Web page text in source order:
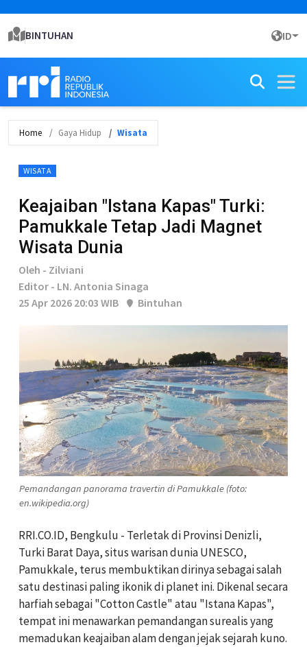
BINTUHAN ID
Home Gaya Hidup Wisata
WISATA
Keajaiban "Istana Kapas" Turki:
Pamukkale Tetap Jadi Magnet
Wisata Dunia
Oleh - Zilviani
Editor - LN. Antonia Sinaga
25 Apr 2026 20:03 WIB
Bintuhan
Pemandangan panorama travertin di Pamukkale (foto:
en.wikipedia.org)
RRI.CO.ID, Bengkulu - Terletak di Provinsi Denizli,
Turki Barat Daya, situs warisan dunia UNESCO,
Pamukkale, terus membuktikan dirinya sebagai salah
satu destinasi paling ikonik di planet ini. Dikenal secara
harfiah sebagai "Cotton Castle" atau "Istana Kapas",
tempat ini menawarkan pemandangan surealis yang
memadukan keajaiban alam dengan jejak sejarah kuno.